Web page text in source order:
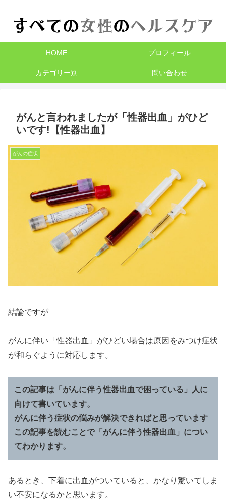
HOME プロフィール
カテゴリー別 問い合わせ
がんと言われましたが「性器出血」がひど
いです!【性器出血】
がんの症状
結論ですが
がんに伴い「性器出血」がひどい場合は原因をみつけ症状
が和らぐように対応します。
この記事は「がんに伴う性器出血で困っている」人に
向けて書いています。
がんに伴う症状の悩みが解決できればと思っています
この記事を読むことで「がんに伴う性器出血」につい
てわかります。
あるとき、下着に出血がついていると、かなり驚いてしま
い不安になるかと思います。